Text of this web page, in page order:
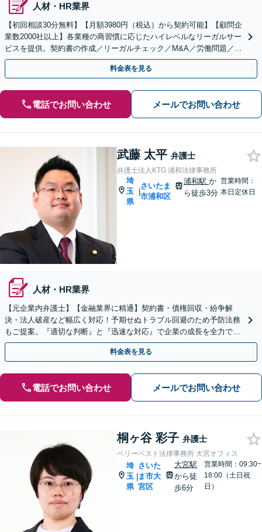
人材・HR業界
【初回相談30分無料】【月額3980円（税込）から契約可能】【顧問企
業数2000社以上】各業種の商習慣に応じたハイレベルなリーガルサー
ビスを提供。契約書の作成／リーガルチェック／M&A／労働問題／知
的財産等、お任せください【他士業連携可能】
料金表を見る
電話でお問い合わせ メールでお問い合わせ
武藤 太平 弁護士
弁護士法人KTG 浦和法律事務所
埼
玉
県
|
さいたま
市浦和区
浦和駅 か
ら徒歩3分
営業時間：
本日定休日
人材・HR業界
【元企業内弁護士】【金融業界に精通】契約書・債権回収・紛争解
決・法人破産など幅広く対応！予期せぬトラブル回避のため予防法務
もご提案。『適切な判断』と『迅速な対応』で企業の成長を全力でサ
ポート【他士業連携】【ワンストップサービスの提供】
料金表を見る
電話でお問い合わせ メールでお問い合わせ
桐ヶ谷 彩子 弁護士
ベリーベスト法律事務所 大宮オフィス
埼
玉
県
|
さいた
ま市大
宮区
大宮駅
から徒
歩6分
営業時間：09:30~
18:00（土日祝
日）